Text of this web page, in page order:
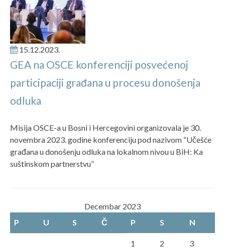
15.12.2023.
GEA na OSCE konferenciji posvećenoj
participaciji građana u procesu donošenja
odluka
Misija OSCE-a u Bosni i Hercegovini organizovala je 30.
novembra 2023. godine konferenciju pod nazivom “Učešće
građana u donošenju odluka na lokalnom nivou u BiH: Ka
suštinskom partnerstvu”
Decembar 2023
P
U S Č P S N
1 2 3